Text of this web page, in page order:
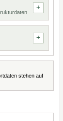
stehen auf